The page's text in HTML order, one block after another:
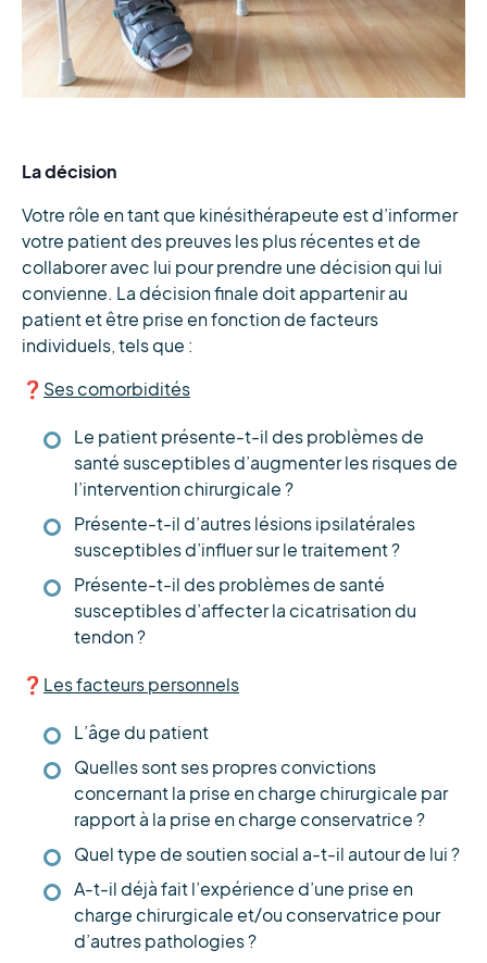
La décision
Votre rôle en tant que kinésithérapeute est d’informer
votre patient des preuves les plus récentes et de
collaborer avec lui pour prendre une décision qui lui
convienne. La décision finale doit appartenir au
patient et être prise en fonction de facteurs
individuels, tels que :
❓ Ses comorbidités
Le patient présente-t-il des problèmes de
santé susceptibles d’augmenter les risques de
l’intervention chirurgicale ?
Présente-t-il d’autres lésions ipsilatérales
susceptibles d’influer sur le traitement ?
Présente-t-il des problèmes de santé
susceptibles d’affecter la cicatrisation du
tendon ?
❓ Les facteurs personnels
L’âge du patient
Quelles sont ses propres convictions
concernant la prise en charge chirurgicale par
rapport à la prise en charge conservatrice ?
Quel type de soutien social a-t-il autour de lui ?
A-t-il déjà fait l’expérience d’une prise en
charge chirurgicale et/ou conservatrice pour
d’autres pathologies ?